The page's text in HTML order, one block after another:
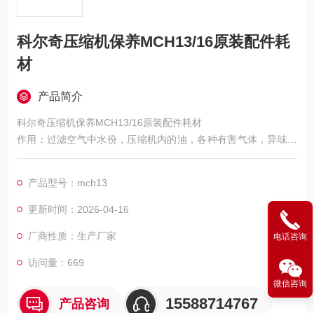
科尔奇压缩机保养MCH13/16原装配件耗
材
产品简介
科尔奇压缩机保养MCH13/16原装配件耗材
作用：过滤空气中水份，压缩机内的油，各种有害气体，异味。
特殊滤芯会增加过滤二氧化碳CO2功能。 如果发现压缩气体出现
芯。 建议更换滤芯频率6个月-1年（根据当地环境，温度，使用
频率决定）空气滤芯的作用过滤空气中的水以及空气中的气味，
包含润滑油产生的味道，呼吸到纯净的空气。科尔奇压缩机保养
MCH
产品型号：mch13
更新时间：2026-04-16
厂商性质：生产厂家
访问量：669
产品咨询 15588714767
电话咨询
微信咨询